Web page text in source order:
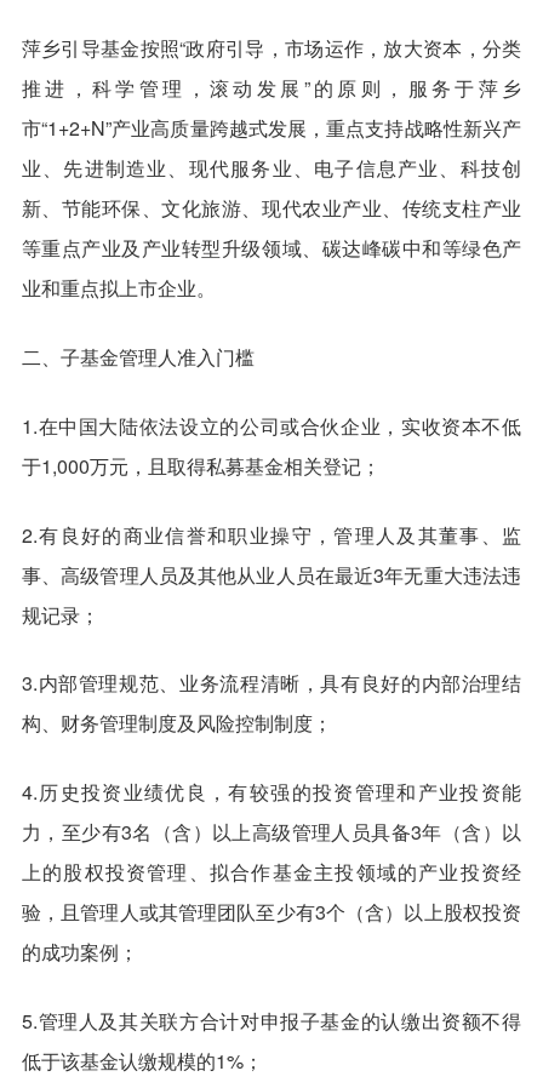
萍乡引导基金按照“政府引导，市场运作，放大资本，分类
推进，科学管理，滚动发展”的原则，服务于萍乡
市“1+2+N”产业高质量跨越式发展，重点支持战略性新兴产
业、先进制造业、现代服务业、电子信息产业、科技创
新、节能环保、文化旅游、现代农业产业、传统支柱产业
等重点产业及产业转型升级领域、碳达峰碳中和等绿色产
业和重点拟上市企业。
二、子基金管理人准入门槛
1.在中国大陆依法设立的公司或合伙企业，实收资本不低
于1,000万元，且取得私募基金相关登记；
2.有良好的商业信誉和职业操守，管理人及其董事、监
事、高级管理人员及其他从业人员在最近3年无重大违法违
规记录；
3.内部管理规范、业务流程清晰，具有良好的内部治理结
构、财务管理制度及风险控制制度；
4.历史投资业绩优良，有较强的投资管理和产业投资能
力，至少有3名（含）以上高级管理人员具备3年（含）以
上的股权投资管理、拟合作基金主投领域的产业投资经
验，且管理人或其管理团队至少有3个（含）以上股权投资
的成功案例；
5.管理人及其关联方合计对申报子基金的认缴出资额不得
低于该基金认缴规模的1%；